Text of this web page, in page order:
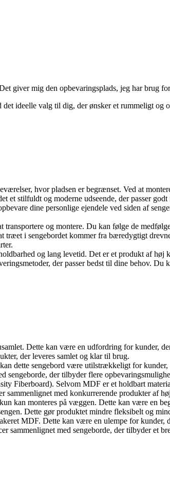
giver mig den opbevaringsplads, jeg har brug
ideelle valg til dig, der ønsker et rummeligt
hvor pladsen er begrænset. Ved at
et stilfuldt og moderne udseende, der passer
dine personlige ejendele ved siden af
transportere og montere. Du kan følge de
træet i sengebordet kommer fra bæredygtigt
og lang levetid. Det er et produkt af høj
der passer bedst til dine behov.
Dette kan være en udfordring for kunder,
der leveres samlet og klar til brug.
dette sengebord være utilstrækkeligt for
sengeborde, der tilbyder flere
Fiberboard). Selvom MDF er et holdbart
sammenlignet med konkurrerende produkter af
kan monteres på væggen. Dette kan være en
Dette gør produktet mindre fleksibelt og
MDF. Dette kan være en ulempe for kunder,
sammenlignet med sengeborde, der tilbyder et